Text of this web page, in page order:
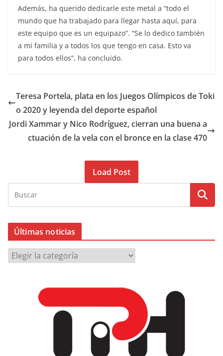
Además, ha querido dedicarle este metal a “todo el
mundo que ha trabajado para llegar hasta aquí, para
este equipo que es un equipazo”. “Se lo dedico también
a mi familia y a todos los que tengo en casa. Esto va
para todos ellos”, ha concluido.
Teresa Portela, plata en los Juegos Olímpicos de Toki
o 2020 y leyenda del deporte español
Jordi Xammar y Nico Rodríguez, cierran una buena a
ctuación de la vela con el bronce en la clase 470
Load Post
Últimas noticias
Ú